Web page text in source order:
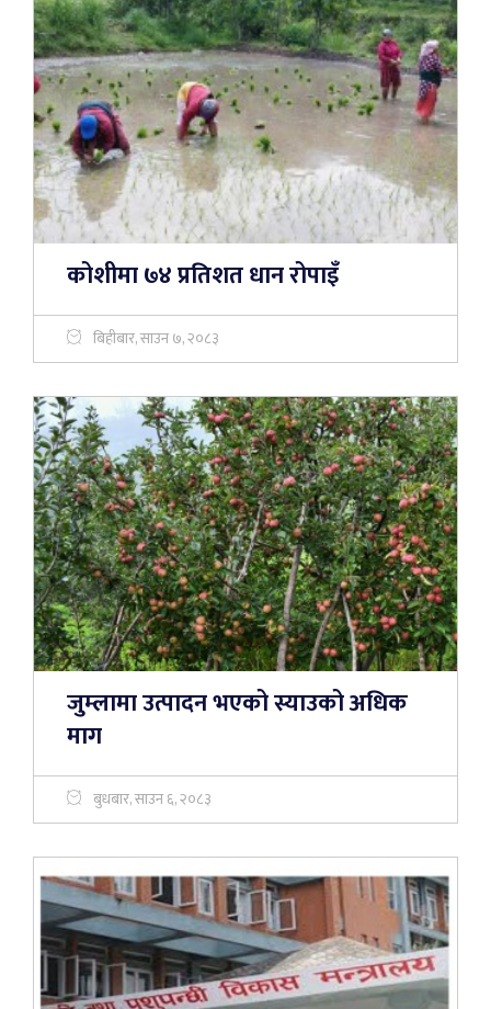
कोशीमा ७४ प्रतिशत धान रोपाइँ
बिहीबार, साउन ७, २०८३
जुम्लामा उत्पादन भएको स्याउको अधिक
माग
बुधबार, साउन ६, २०८३